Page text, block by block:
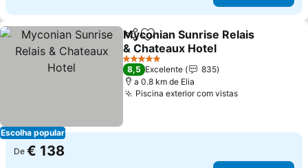
Escolha popular
PartilharAdicionar aos favoritos
Myconian Sunrise Relais
& Chateaux Hotel
5 Estrelas
8,5 Excelente
835
a 0.8 km de Elia
Piscina exterior com vistas
De € 138